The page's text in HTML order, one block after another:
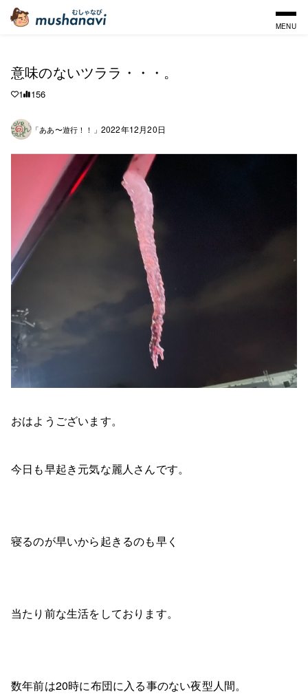
MENU
意味のないツララ・・・。
1 156
「ああ〜遊行！！」 2022年12月20日
おはようございます。
今日も早起き元気な麗人さんです。
寝るのが早いから起きるのも早く
当たり前な生活をしております。
数年前は20時に布団に入る事のない夜型人間。